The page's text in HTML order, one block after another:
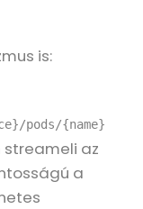
is:
pods/{name}
az
a